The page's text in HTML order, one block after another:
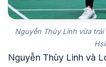
Nguyễn Thùy Linh vừa
Nguyễn Thùy Linh và